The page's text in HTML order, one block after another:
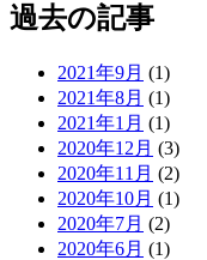
過去の記事
2021年9月 (1)
2021年8月 (1)
2021年1月 (1)
2020年12月 (3)
2020年11月 (2)
2020年10月 (1)
2020年7月 (2)
2020年6月 (1)